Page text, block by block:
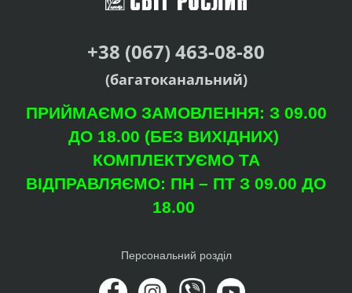
+38 (067) 463-08-80
(багатоканальний)
ПРИЙМАЄМО ЗАМОВЛЕННЯ: З 09.00
ДО 18.00 (БЕЗ ВИХІДНИХ)
КОМПЛЕКТУЄМО ТА
ВІДПРАВЛЯЄМО: ПН – ПТ З 09.00 ДО
18.00
Персональний розділ